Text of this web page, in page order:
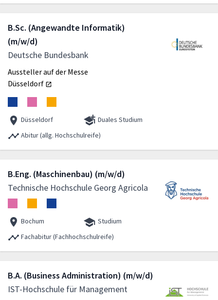
B.Sc. (Angewandte Informatik)
(m/w/d)
Deutsche Bundesbank
Aussteller auf der Messe
Düsseldorf
Düsseldorf
Duales Studium
Abitur (allg. Hochschulreife)
B.Eng. (Maschinenbau) (m/w/d)
Technische Hochschule Georg Agricola
Bochum
Studium
Fachabitur (Fachhochschulreife)
B.A. (Business Administration) (m/w/d)
IST-Hochschule für Management